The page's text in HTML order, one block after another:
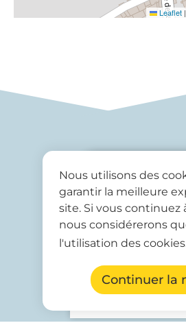
Leaflet |
Nous utilisons des
garantir la meilleure
site. Si vous continuez
nous considérerons
l'utilisation des
Continuer la